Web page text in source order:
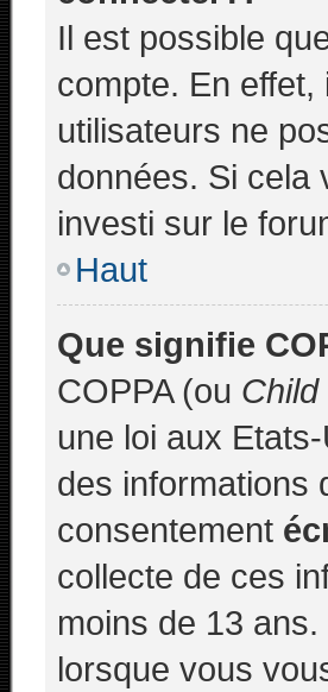
Il est possible
compte. En
utilisateurs ne
données. Si cela
investi sur le
Haut
Que signifie
COPPA (ou
une loi aux
des informations
consentement
collecte de ces
moins de 13 ans.
lorsque vous